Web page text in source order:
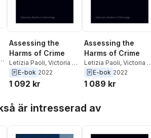
Assessing the
Harms of Crime
Letizia Paoli, Victoria A.
Greenfield
E-bok 2022
1 092 kr
Assessing the
Harms of Crime
Letizia Paoli, Victoria
Greenfield
E-bok 2022
1 089 kr
är intresserad av